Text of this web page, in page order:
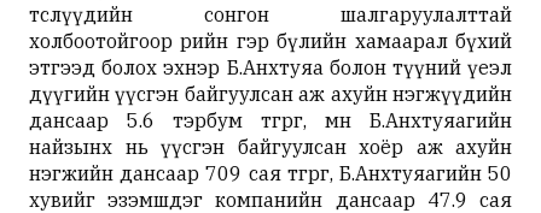
төслүүдийн сонгон шалгаруулалттай
холбоотойгоор өөрийн гэр бүлийн хамаарал бүхий
этгээд болох эхнэр Б.Анхтуяа болон түүний үеэл
дүүгийн үүсгэн байгуулсан аж ахуйн нэгжүүдийн
дансаар 5.6 тэрбум төгрөг, мөн Б.Анхтуяагийн
найзынх нь үүсгэн байгуулсан хоёр аж ахуйн
нэгжийн дансаар 709 сая төгрөг, Б.Анхтуяагийн 50
хувийг эзэмшдэг компанийн дансаар 47.9 сая